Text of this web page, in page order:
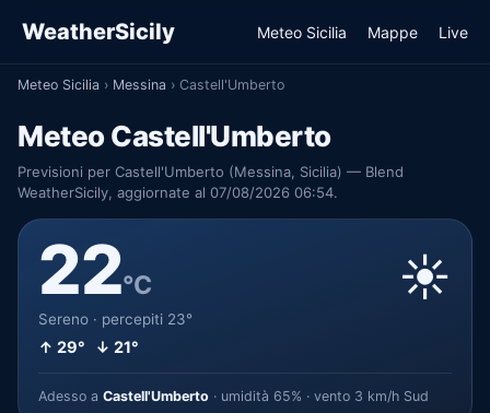
WeatherSicily Meteo Sicilia Mappe Live
Meteo Sicilia › Messina › Castell'Umberto
Meteo Castell'Umberto
Previsioni per Castell'Umberto (Messina, Sicilia) — Blend
WeatherSicily, aggiornate al 07/08/2026 06:54.
22°C
Sereno · percepiti 23°
↑ 29° ↓ 21°
☀️
Adesso a Castell'Umberto · umidità 65% · vento 3 km/h Sud